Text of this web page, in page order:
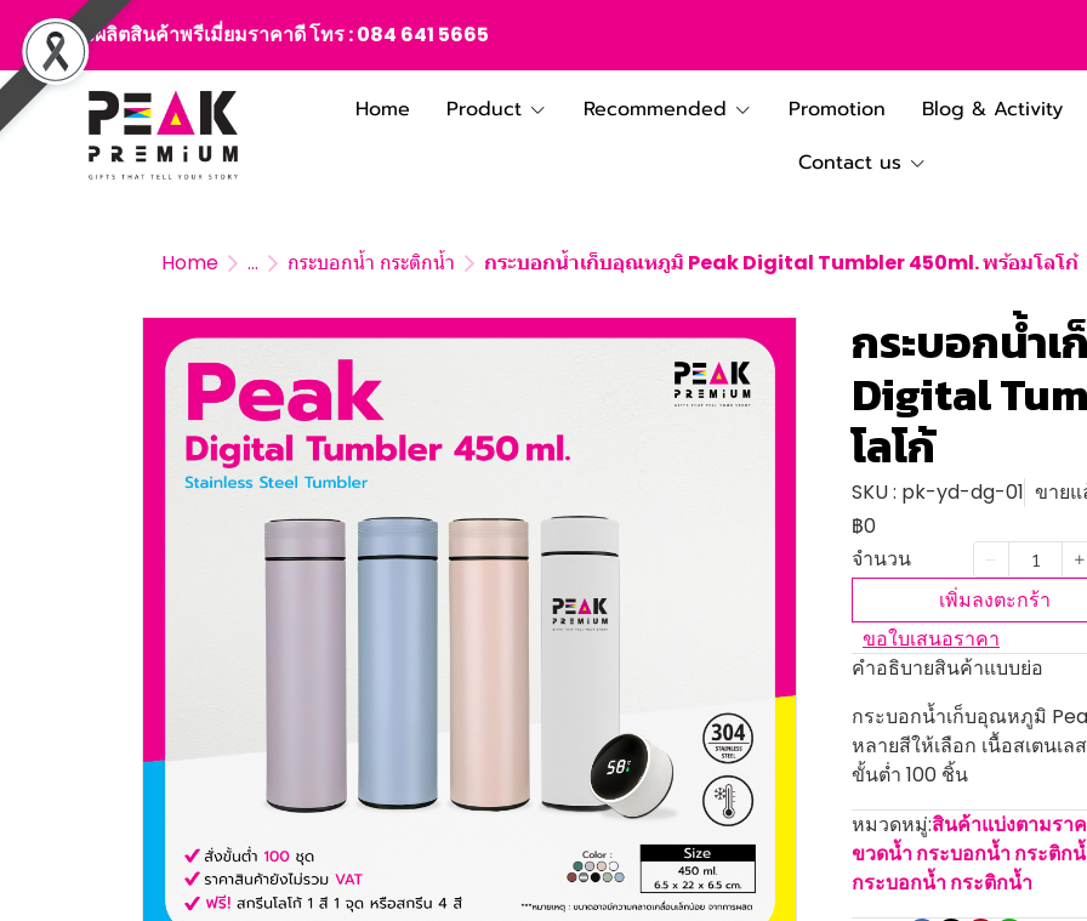
สั่งผลิตสินค้าพรีเมี่ยมราคาดี โทร :084 641 5665
Home Product Recommended Promotion Blog & Activity
Contact us
Home ... กระบอกน้ำ กระติกน้ำ กระบอกน้ำเก็บอุณหภูมิ Peak Digital Tumbler 450ml. พร้อมโลโก้
กระบอกน้ำ
Digital
โลโก้
SKU : pk-yd-dg-01 ขาย
฿0
จำนวน
เพิ่มลงตะกร้า
ขอใบเสนอราคา
คำอธิบายสินค้าแบบย่อ
กระบอกน้ำเก็บอุณหภูมิ
หลายสีให้เลือก เนื้อสเตนเ
ขั้นต่ำ 100 ชิ้น
หมวดหมู่:สินค้าแบ่งตามรา
ขวดน้ำ กระบอกน้ำ กระติก
กระบอกน้ำ กระติกน้ำ